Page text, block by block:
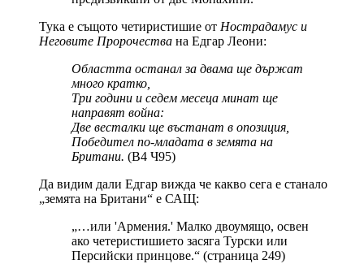
Тука е същото четиристишие от Нострадамус и
Неговите Пророчества на Едгар Леони:
Областта останал за двама ще държат
много кратко,
Три години и седем месеца минат ще
направят война:
Две весталки ще въстанат в опозиция,
Победител по-младата в земята на
Британи. (В4 Ч95)
Да видим дали Едгар вижда че какво сега е станало
„земята на Британи“ е САЩ:
„…или 'Армения.' Малко двоумящо, освен
ако четеристишието засяга Турски или
Персийски принцове.“ (страница 249)